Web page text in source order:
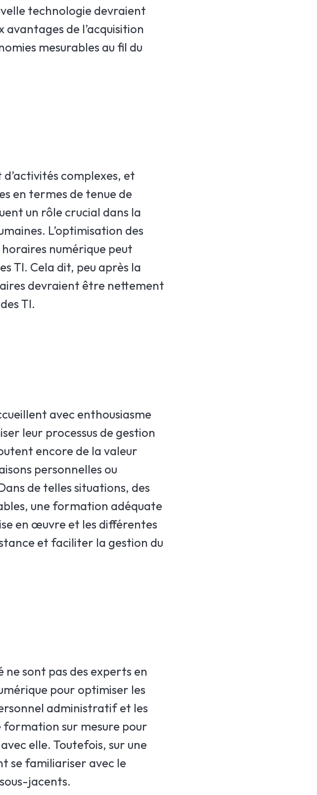
technologie devraient
de l’acquisition
mesurables au fil du
complexes, et
en termes de tenue de
un rôle crucial dans la
L’optimisation des
numérique peut
TI. Cela dit, peu après la
devraient être nettement
TI.
avec enthousiasme
leur processus de gestion
encore de la valeur
personnelles ou
de telles situations, des
une formation adéquate
en œuvre et les différentes
et faciliter la gestion du
sont pas des experts en
pour optimiser les
administratif et les
formation sur mesure pour
elle. Toutefois, sur une
se familiariser avec le
jacents.